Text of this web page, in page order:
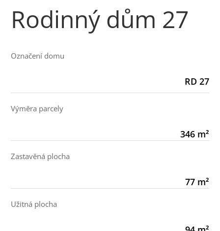
Rodinný dům 27
Označení domu
RD 27
Výměra parcely
346 m²
Zastavěná plocha
77 m²
Užitná plocha